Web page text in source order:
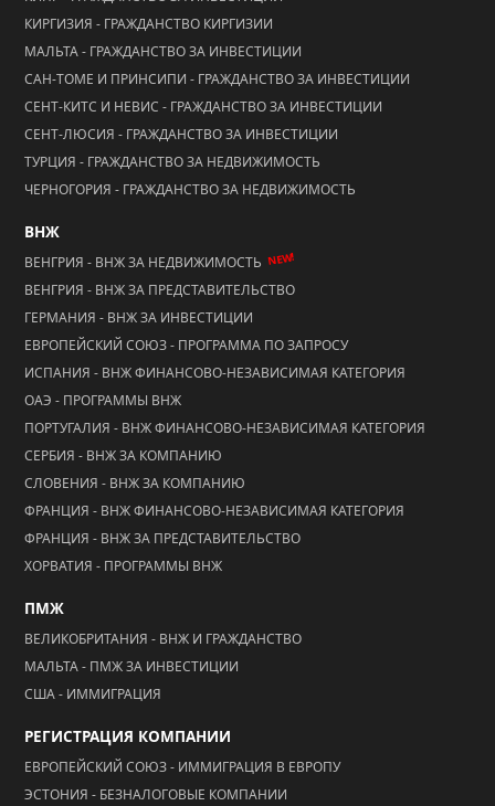
КИРГИЗИЯ - ГРАЖДАНСТВО КИРГИЗИИ
МАЛЬТА - ГРАЖДАНСТВО ЗА ИНВЕСТИЦИИ
САН-ТОМЕ И ПРИНСИПИ - ГРАЖДАНСТВО ЗА ИНВЕСТИЦИИ
СЕНТ-КИТС И НЕВИС - ГРАЖДАНСТВО ЗА ИНВЕСТИЦИИ
СЕНТ-ЛЮСИЯ - ГРАЖДАНСТВО ЗА ИНВЕСТИЦИИ
ТУРЦИЯ - ГРАЖДАНСТВО ЗА НЕДВИЖИМОСТЬ
ЧЕРНОГОРИЯ - ГРАЖДАНСТВО ЗА НЕДВИЖИМОСТЬ
ВНЖ
ВЕНГРИЯ - ВНЖ ЗА НЕДВИЖИМОСТЬ NEW!
ВЕНГРИЯ - ВНЖ ЗА ПРЕДСТАВИТЕЛЬСТВО
ГЕРМАНИЯ - ВНЖ ЗА ИНВЕСТИЦИИ
ЕВРОПЕЙСКИЙ СОЮЗ - ПРОГРАММА ПО ЗАПРОСУ
ИСПАНИЯ - ВНЖ ФИНАНСОВО-НЕЗАВИСИМАЯ КАТЕГОРИЯ
ОАЭ - ПРОГРАММЫ ВНЖ
ПОРТУГАЛИЯ - ВНЖ ФИНАНСОВО-НЕЗАВИСИМАЯ КАТЕГОРИЯ
СЕРБИЯ - ВНЖ ЗА КОМПАНИЮ
СЛОВЕНИЯ - ВНЖ ЗА КОМПАНИЮ
ФРАНЦИЯ - ВНЖ ФИНАНСОВО-НЕЗАВИСИМАЯ КАТЕГОРИЯ
ФРАНЦИЯ - ВНЖ ЗА ПРЕДСТАВИТЕЛЬСТВО
ХОРВАТИЯ - ПРОГРАММЫ ВНЖ
ПМЖ
ВЕЛИКОБРИТАНИЯ - ВНЖ И ГРАЖДАНСТВО
МАЛЬТА - ПМЖ ЗА ИНВЕСТИЦИИ
США - ИММИГРАЦИЯ
РЕГИСТРАЦИЯ КОМПАНИИ
ЕВРОПЕЙСКИЙ СОЮЗ - ИММИГРАЦИЯ В ЕВРОПУ
ЭСТОНИЯ - БЕЗНАЛОГОВЫЕ КОМПАНИИ